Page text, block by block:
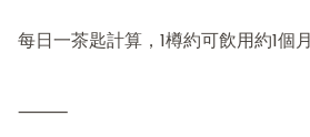
每日一茶匙計算，1樽約可飲用約1個月
⸻